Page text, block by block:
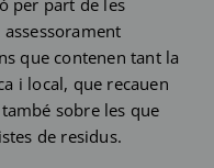
que contenen tant la
i local, que recauen
sobre les que
de residus.